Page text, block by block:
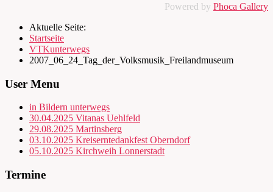
Powered by Phoca Gallery
Aktuelle Seite:
Startseite
VTKunterwegs
2007_06_24_Tag_der_Volksmusik_Freilandmuseum
User Menu
in Bildern unterwegs
30.04.2025 Vitanas Uehlfeld
29.08.2025 Martinsberg
03.10.2025 Kreiserntedankfest Oberndorf
05.10.2025 Kirchweih Lonnerstadt
Termine